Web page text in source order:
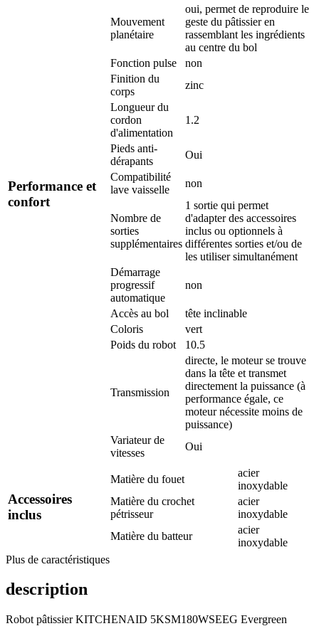
Performance et
confort
Mouvement
planétaire
oui, permet de reproduire le
geste du pâtissier en
rassemblant les ingrédients
au centre du bol
Fonction pulse
non
Finition du
corps
zinc
Longueur du
cordon
d'alimentation
1.2
Pieds anti-
dérapants
Oui
Compatibilité
lave vaisselle
non
Nombre de
sorties
supplémentaires
1 sortie qui permet
d'adapter des accessoires
inclus ou optionnels à
différentes sorties et/ou de
les utiliser simultanément
Démarrage
progressif
automatique
non
Accès au bol
tête inclinable
Coloris
vert
Poids du robot
10.5
Transmission
directe, le moteur se trouve
dans la tête et transmet
directement la puissance (à
performance égale, ce
moteur nécessite moins de
puissance)
Variateur de
vitesses
Oui
Accessoires
inclus
Matière du fouet
acier
inoxydable
Matière du crochet
pétrisseur
acier
inoxydable
Matière du batteur
acier
inoxydable
Plus de caractéristiques
description
Robot pâtissier KITCHENAID 5KSM180WSEEG Evergreen